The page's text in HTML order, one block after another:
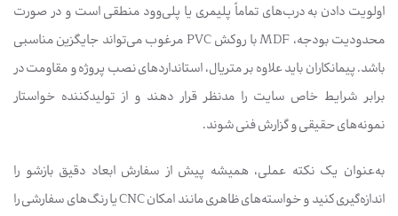
اولویت دادن به درب‌های تماماً پلیمری یا پلی‌وود منطقی است و در صورت
محدودیت بودجه، MDF با روکش PVC مرغوب می‌تواند جایگزین مناسبی
باشد. پیمانکاران باید علاوه بر متریال، استانداردهای نصب پروژه و مقاومت در
برابر شرایط خاص سایت را مدنظر قرار دهند و از تولیدکننده خواستار
نمونه‌های حقیقی و گزارش فنی شوند.
به‌عنوان یک نکته عملی، همیشه پیش از سفارش ابعاد دقیق بازشو را
اندازه‌گیری کنید و خواسته‌های ظاهری مانند امکان CNC یا رنگ‌های سفارشی را